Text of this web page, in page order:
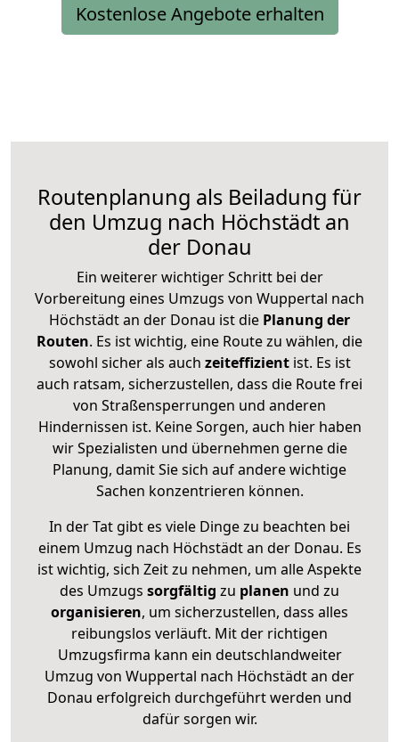
Kostenlose Angebote erhalten
Routenplanung als Beiladung für
den Umzug nach Höchstädt an
der Donau
Ein weiterer wichtiger Schritt bei der
Vorbereitung eines Umzugs von Wuppertal nach
Höchstädt an der Donau ist die Planung der
Routen. Es ist wichtig, eine Route zu wählen, die
sowohl sicher als auch zeiteffizientist. Es ist
auch ratsam, sicherzustellen, dass die Route frei
von Straßensperrungen und anderen
Hindernissen ist. Keine Sorgen, auch hier haben
wir Spezialisten und übernehmen gerne die
Planung, damit Sie sich auf andere wichtige
Sachen konzentrieren können.
In der Tat gibt es viele Dinge zu beachten bei
einem Umzug nach Höchstädt an der Donau. Es
ist wichtig, sich Zeit zu nehmen, um alle Aspekte
des Umzugs sorgfältig zu planen und zu
organisieren, um sicherzustellen, dass alles
reibungslos verläuft. Mit der richtigen
Umzugsfirma kann ein deutschlandweiter
Umzug von Wuppertal nach Höchstädt an der
Donau erfolgreich durchgeführt werden und
dafür sorgen wir.